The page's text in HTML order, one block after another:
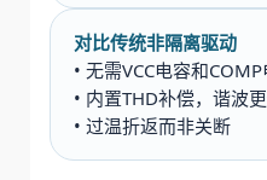
对比传统非隔离驱动
• 无需VCC电容和
• 内置THD补偿，谐波
• 过温折返而非关断